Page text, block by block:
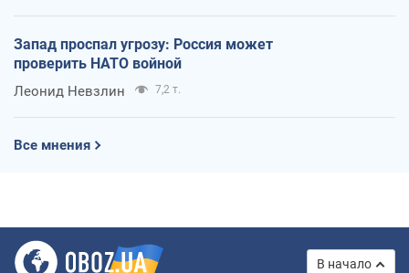
Запад проспал угрозу: Россия может
проверить НАТО войной
Леонид Невзлин 7,2 т.
Все мнения
В начало